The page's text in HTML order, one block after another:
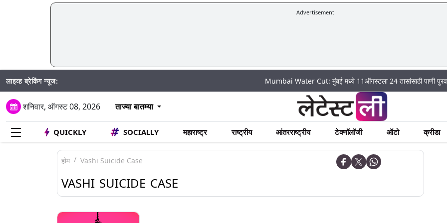
Advertisement
लाइव्ह ब्रेकिंग न्यूज: Mumbai Water Cut: मुंबई मध्ये 11ऑगस्टला 24 तासांसाठी पाणी पुरवठा
शनिवार, ऑगस्ट 08, 2026 ताज्या बातम्या
QUICKLY SOCIALLY महाराष्ट्र राष्ट्रीय आंतरराष्ट्रीय टेक्नॉलॉजी ऑटो क्रीडा
होम Vashi Suicide Case
VASHI SUICIDE CASE